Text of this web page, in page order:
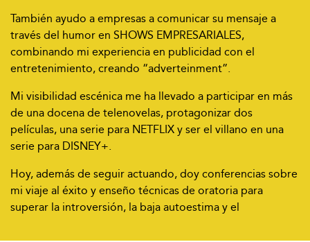
También ayudo a empresas a comunicar su mensaje a
través del humor en SHOWS EMPRESARIALES,
combinando mi experiencia en publicidad con el
entretenimiento, creando “adverteinment”.
Mi visibilidad escénica me ha llevado a participar en más
de una docena de telenovelas, protagonizar dos
películas, una serie para NETFLIX y ser el villano en una
serie para DISNEY+.
Hoy, además de seguir actuando, doy conferencias sobre
mi viaje al éxito y enseño técnicas de oratoria para
superar la introversión, la baja autoestima y el